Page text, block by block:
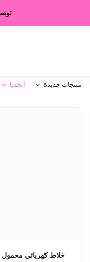
منتجات جديدة أبجديا
خلاط كهربائي